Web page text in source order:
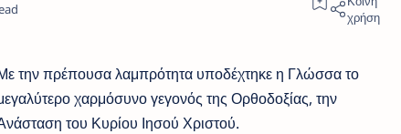
την πρέπουσα λαμπρότητα υποδέχτηκε η Γλώσσα το
χαρμόσυνο γεγονός της Ορθοδοξίας, την
του Κυρίου Ιησού Χριστού.